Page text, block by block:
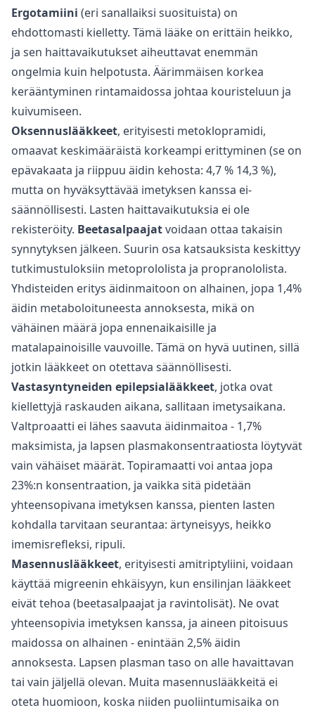
Ergotamiini (eri sanallaiksi suosituista) on
ehdottomasti kielletty. Tämä lääke on erittäin heikko,
ja sen haittavaikutukset aiheuttavat enemmän
ongelmia kuin helpotusta. Äärimmäisen korkea
kerääntyminen rintamaidossa johtaa kouristeluun ja
kuivumiseen.
Oksennuslääkkeet, erityisesti metoklopramidi,
omaavat keskimääräistä korkeampi erittyminen (se on
epävakaata ja riippuu äidin kehosta: 4,7 % 14,3 %),
mutta on hyväksyttävää imetyksen kanssa ei-
säännöllisesti. Lasten haittavaikutuksia ei ole
rekisteröity. Beetasalpaajatvoidaan ottaa takaisin
synnytyksen jälkeen. Suurin osa katsauksista keskittyy
tutkimustuloksiin metoprololista ja propranololista.
Yhdisteiden eritys äidinmaitoon on alhainen, jopa 1,4%
äidin metaboloituneesta annoksesta, mikä on
vähäinen määrä jopa ennenaikaisille ja
matalapainoisille vauvoille. Tämä on hyvä uutinen, sillä
jotkin lääkkeet on otettava säännöllisesti.
Vastasyntyneiden epilepsialääkkeet, jotka ovat
kiellettyjä raskauden aikana, sallitaan imetysaikana.
Valtproaatti ei lähes saavuta äidinmaitoa - 1,7%
maksimista, ja lapsen plasmakonsentraatiosta löytyvät
vain vähäiset määrät. Topiramaatti voi antaa jopa
23%:n konsentraation, ja vaikka sitä pidetään
yhteensopivana imetyksen kanssa, pienten lasten
kohdalla tarvitaan seurantaa: ärtyneisyys, heikko
imemisrefleksi, ripuli.
Masennuslääkkeet, erityisesti amitriptyliini, voidaan
käyttää migreenin ehkäisyyn, kun ensilinjan lääkkeet
eivät tehoa (beetasalpaajat ja ravintolisät). Ne ovat
yhteensopivia imetyksen kanssa, ja aineen pitoisuus
maidossa on alhainen - enintään 2,5% äidin
annoksesta. Lapsen plasman taso on alle havaittavan
tai vain jäljellä olevan. Muita masennuslääkkeitä ei
oteta huomioon, koska niiden puoliintumisaika on